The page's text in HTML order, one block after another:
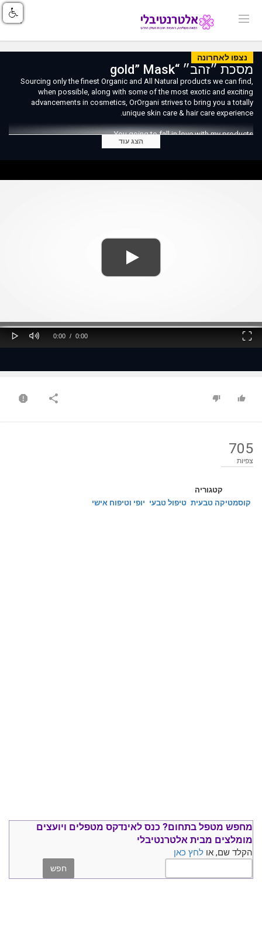
נצפו לאחרונה
מסכת ״זהב״ “gold” Mask
Sourcing only the finest Organic and All Natural products we can find,
when possible, along with some of the most exotic and exciting
advancements in cosmetics, OrOrgani strives to bring you a totally
unique skin care & hair care experience.
You going to fall in love with my products
הצג עוד
Play Mute
Current
0:00 /
Duration
0:00
Fullscreen
705
צפיות
קטגוריה
קוסמטיקה טבעית טיפול טבעי יופי וטיפוח אישי
מחפש מטפל בתחום? כנס לאינדקס מטפלים ויועצים
מומלצים מבית אלטרנטיבלי
הקלד שם, או לחץ כאן